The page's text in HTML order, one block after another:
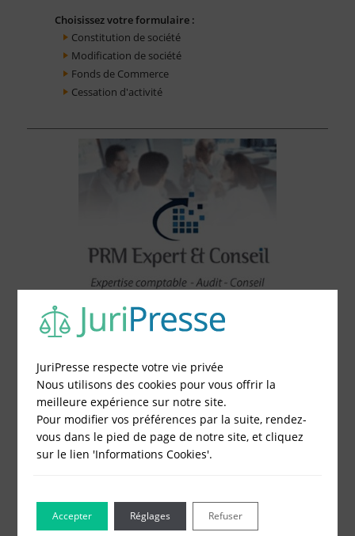
Choisissez votre formulaire :
Constitution de société
Modification de société
Fonds de Commerce
Cessation d'activité
Le Blog pour les Entreprises
Combien coûte un compte bancaire
professionne…
L’ouverture d’un compte bancaire professionnel …
mat…
Dans le cadre de leurs activités, les entreprises …
JuriPresse respecte votre vie privée
Nous utilisons des cookies pour vous offrir la
meilleure expérience sur notre site.
Pour modifier vos préférences par la suite, rendez-
vous dans le pied de page de notre site, et cliquez
sur le lien 'Informations Cookies'.
Accepter Refuser
Réglages